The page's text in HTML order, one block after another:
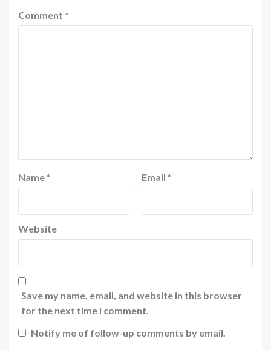
Comment *
Name * Email *
Website
Save my name, email, and website in this browser
for the next time I comment.
Notify me of follow-up comments by email.